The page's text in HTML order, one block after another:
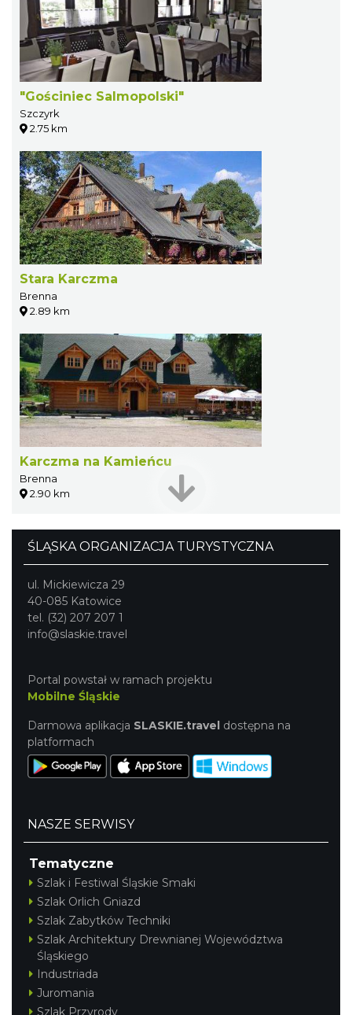
"Gościniec Salmopolski"
Szczyrk
2.75 km
Stara Karczma
Brenna
2.89 km
Karczma na Kamieńcu
Brenna
2.90 km
ŚLĄSKA ORGANIZACJA TURYSTYCZNA
ul. Mickiewicza 29
40-085 Katowice
tel. (32) 207 207 1
info@slaskie.travel
Portal powstał w ramach projektu
Mobilne Śląskie
Darmowa aplikacja SLASKIE.travel dostępna na
platformach
NASZE SERWISY
Tematyczne
Szlak i Festiwal Śląskie Smaki
Szlak Orlich Gniazd
Szlak Zabytków Techniki
Szlak Architektury Drewnianej Województwa
Śląskiego
Industriada
Juromania